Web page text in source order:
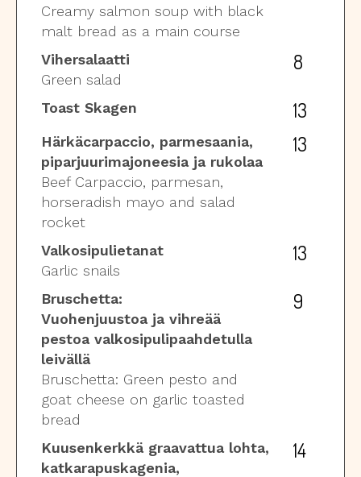
Creamy salmon soup with black
malt bread as a main course
Vihersalaatti
Green salad
8
Toast Skagen 13
Härkäcarpaccio, parmesaania,
piparjuurimajoneesia ja rukolaa
Beef Carpaccio, parmesan,
horseradish mayo and salad
rocket
13
Valkosipulietanat
Garlic snails
13
Bruschetta:
Vuohenjuustoa ja vihreää
pestoa valkosipulipaahdetulla
leivällä
Bruschetta: Green pesto and
goat cheese on garlic toasted
bread
9
Kuusenkerkkä graavattua lohta,
katkarapuskagenia,
14